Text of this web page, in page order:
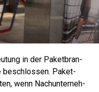
in der Paket­bran­
beschlos­sen. Paket­
wenn Nach­un­ter­neh­